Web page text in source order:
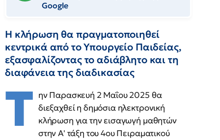
Google
Η κλήρωση θα πραγματοποιηθεί
κεντρικά από το Υπουργείο Παιδείας,
εξασφαλίζοντας το αδιάβλητο και τη
διαφάνεια της διαδικασίας
Τ ην Παρασκευή 2 Μαΐου 2025 θα
διεξαχθεί η δημόσια ηλεκτρονική
κλήρωση για την εισαγωγή μαθητών
στην Α' τάξη του 4ου Πειραματικού